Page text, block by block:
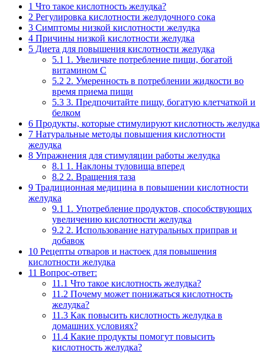
1 Что такое кислотность желудка?
2 Регулировка кислотности желудочного сока
3 Симптомы низкой кислотности желудка
4 Причины низкой кислотности желудка
5 Диета для повышения кислотности желудка
5.1 1. Увеличьте потребление пищи, богатой
витамином C
5.2 2. Умеренность в потреблении жидкости во
время приема пищи
5.3 3. Предпочитайте пищу, богатую клетчаткой и
белком
6 Продукты, которые стимулируют кислотность желудка
7 Натуральные методы повышения кислотности
желудка
8 Упражнения для стимуляции работы желудка
8.1 1. Наклоны туловища вперед
8.2 2. Вращения таза
9 Традиционная медицина в повышении кислотности
желудка
9.1 1. Употребление продуктов, способствующих
увеличению кислотности желудка
9.2 2. Использование натуральных приправ и
добавок
10 Рецепты отваров и настоек для повышения
кислотности желудка
11 Вопрос-ответ:
11.1 Что такое кислотность желудка?
11.2 Почему может понижаться кислотность
желудка?
11.3 Как повысить кислотность желудка в
домашних условиях?
11.4 Какие продукты помогут повысить
кислотность желудка?